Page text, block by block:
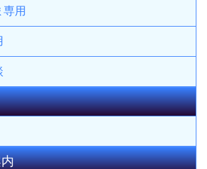
専用